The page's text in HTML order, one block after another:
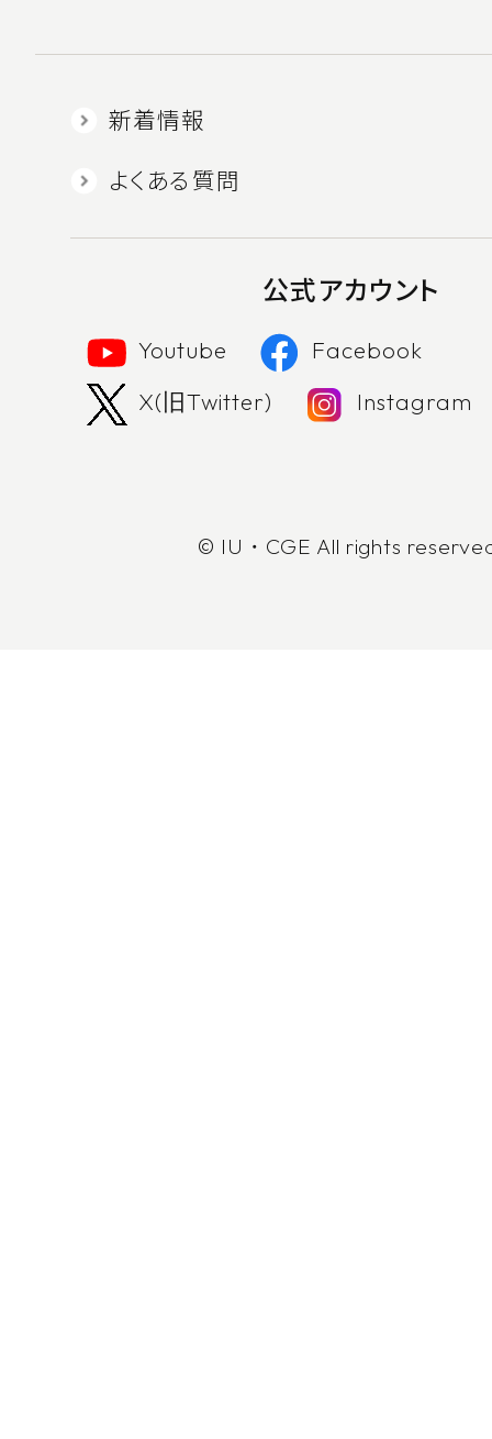
新着情報
よくある質問
公式アカウント
Youtube
Facebook
X(旧Twitter)
Instagram
© IU・CGE All rights